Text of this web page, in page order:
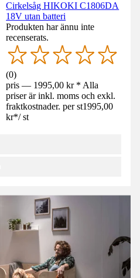
Cirkelsåg HIKOKI C1806DA
18V utan batteri
Produkten har ännu inte
recenserats.
(0)
pris — 1995,00 kr * Alla
priser är inkl. moms och exkl.
fraktkostnader. per st1995,00
kr*/ st